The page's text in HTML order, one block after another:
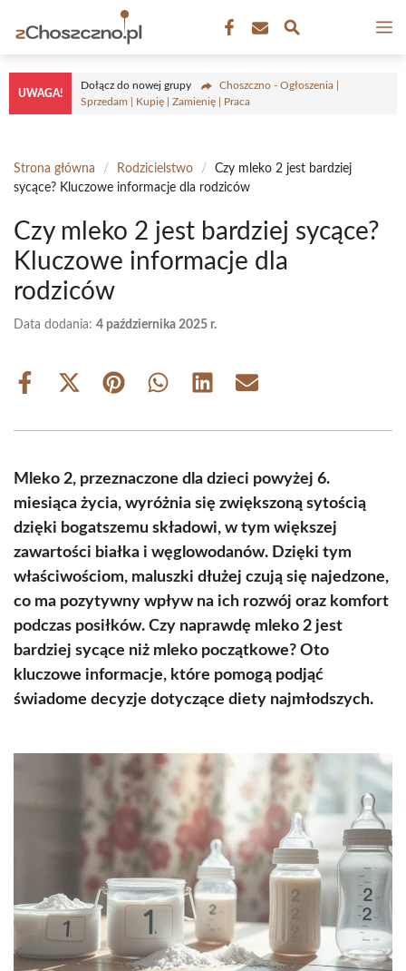
treści
UWAGA!
Dołącz do nowej grupy
Choszczno - Ogłoszenia |
Sprzedam | Kupię | Zamienię | Praca
Strona główna / Rodzicielstwo /
Czy mleko 2 jest bardziej
sycące? Kluczowe informacje dla rodziców
Czy mleko 2 jest bardziej sycące?
Kluczowe informacje dla
rodziców
Data dodania: 4 października 2025 r.
Share
Share
(Twitter)
Share Share Share Share
Mleko 2, przeznaczone dla dzieci powyżej 6.
miesiąca życia, wyróżnia się zwiększoną sytością
dzięki bogatszemu składowi, w tym większej
zawartości białka i węglowodanów. Dzięki tym
właściwościom, maluszki dłużej czują się najedzone,
co ma pozytywny wpływ na ich rozwój oraz komfort
podczas posiłków. Czy naprawdę mleko 2 jest
bardziej sycące niż mleko początkowe? Oto
kluczowe informacje, które pomogą podjąć
świadome decyzje dotyczące diety najmłodszych.